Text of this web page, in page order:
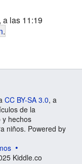
a las 11:19
.
CC BY-SA 3.0, a
de la
y hechos
niños. Powered by
Kiddle.co